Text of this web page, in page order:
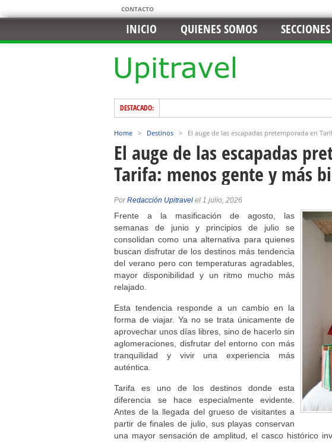
CONTACTO
INICIO QUIENES SOMOS
DESTACADO:
Home > Destinos > El auge de las escapadas pretemporada en
El auge de las escapadas
Tarifa: menos gente y más
PorRedacción Upitravel el 1 julio, 2026
Frente a la masificación de agosto, las
semanas de junio y principios de julio se
consolidan como una alternativa para quienes
buscan disfrutar de los destinos más tendencia
del verano pero con temperaturas agradables,
mayor disponibilidad y un ritmo mucho más
relajado.
Esta tendencia responde a un cambio en la
forma de viajar. Ya no se trata únicamente de
aprovechar unos días libres, sino de hacerlo sin
aglomeraciones, disfrutar del entorno con más
tranquilidad y vivir una experiencia más
auténtica.
Tarifa es uno de los destinos donde esta
diferencia se hace especialmente evidente.
Antes de la llegada del grueso de visitantes a
partir de finales de julio, sus playas conservan
una mayor sensación de amplitud, el casco histórico